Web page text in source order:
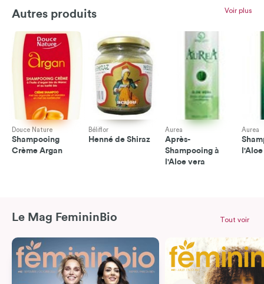
Autres produits Voir plus
Douce Nature
Shampooing
Crème Argan
Béliflor
Henné de Shiraz
Aurea
Après-
Shampooing à
l'Aloe vera
Aurea
Le Mag FemininBio Tout voir